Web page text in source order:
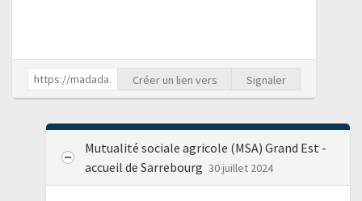
Créer un lien vers Signaler
Mutualité sociale agricole (MSA) Grand Est -
accueil de Sarrebourg 30 juillet 2024